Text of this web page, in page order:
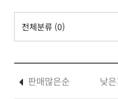
전체분류 (0)
판매많은순 낮